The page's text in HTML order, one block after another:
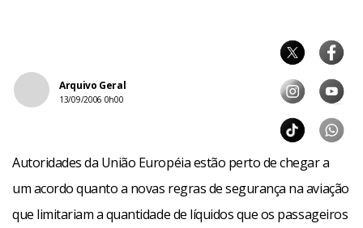
Arquivo Geral
13/09/2006 0h00
Autoridades da União Européia estão perto de chegar a
um acordo quanto a novas regras de segurança na aviação
que limitariam a quantidade de líquidos que os passageiros